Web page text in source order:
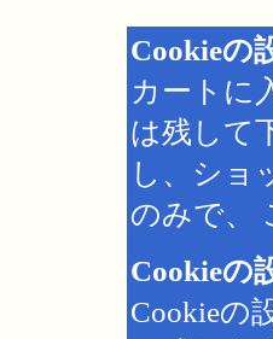
Cookieの
カートに
は残して
し、ショ
のみで、
Cookieの
Cookieの